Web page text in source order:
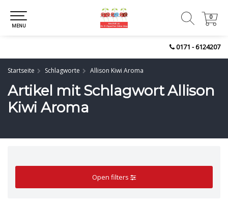
0171 - 6124207
0
0
MENU
Startseite Schlagworte Allison Kiwi Aroma
Artikel mit Schlagwort Allison
Kiwi Aroma
Open filters